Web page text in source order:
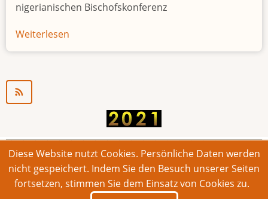
nigerianischen Bischofskonferenz
Weiterlesen
Jugendarbeitslosigkeit
© 2026 Bonner Aufruf. Alle Rechte vorbehalten.
Footer
Impressum Kontakt Intern
Diese Website nutzt Cookies. Persönliche Daten werden
nicht gespeichert. Indem Sie den Besuch unserer Seiten
fortsetzen, stimmen Sie dem Einsatz von Cookies zu.